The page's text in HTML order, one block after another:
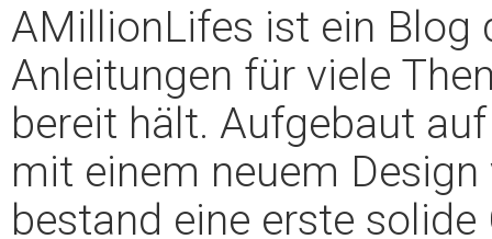
AMillionLifes ist ein Blog
Anleitungen für viele
bereit hält. Aufgebaut
mit einem neuem Design
bestand eine erste